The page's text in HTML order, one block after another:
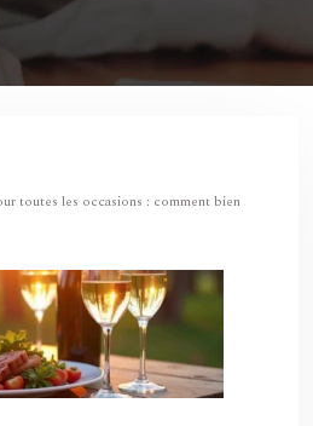
toutes les occasions : comment bien